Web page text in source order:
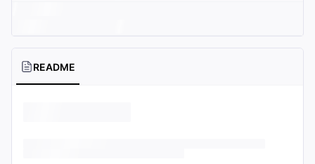
README